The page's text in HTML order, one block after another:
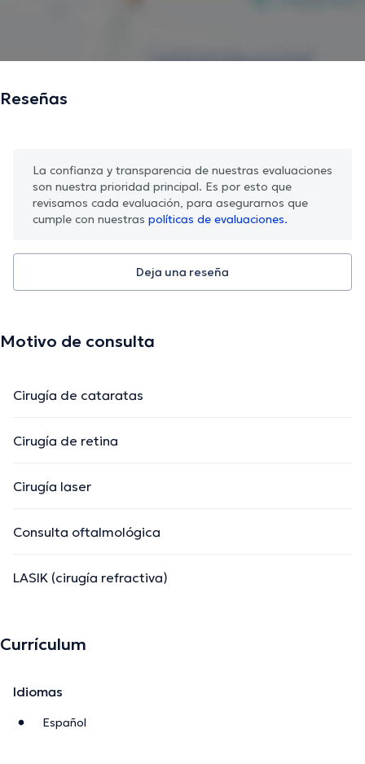
Reseñas
La confianza y transparencia de nuestras evaluaciones
son nuestra prioridad principal. Es por esto que
revisamos cada evaluación, para asegurarnos que
cumple con nuestras políticas de evaluaciones.
Deja una reseña
Motivo de consulta
Cirugía de cataratas
Cirugía de retina
Cirugía laser
Consulta oftalmológica
LASIK (cirugía refractiva)
Currículum
Idiomas
Español